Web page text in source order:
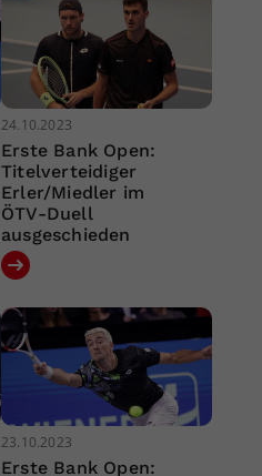
24.10.2023
Erste Bank Open:
Titelverteidiger
Erler/Miedler im
ÖTV-Duell
ausgeschieden
23.10.2023
Erste Bank Open: